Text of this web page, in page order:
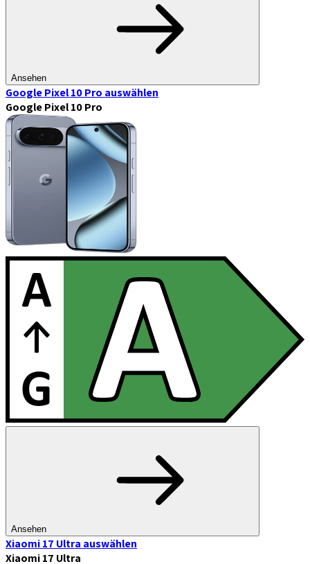
Ansehen
Google Pixel 10 Pro auswählen
Google Pixel 10 Pro
Ansehen
Xiaomi 17 Ultra auswählen
Xiaomi 17 Ultra